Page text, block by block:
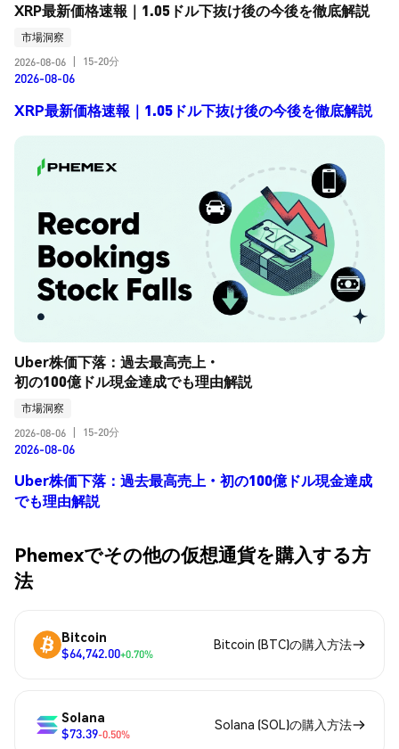
XRP最新価格速報｜1.05ドル下抜け後の今後を徹底解説
市場洞察
2026-08-06
15-20分
2026-08-06
XRP最新価格速報｜1.05ドル下抜け後の今後を徹底解説
Uber株価下落：過去最高売上・
初の100億ドル現金達成でも理由解説
市場洞察
2026-08-06
15-20分
2026-08-06
Uber株価下落：過去最高売上・初の100億ドル現金達成
でも理由解説
Phemexでその他の仮想通貨を購入する方
法
Bitcoin
$64,742.00+0.70%
Bitcoin (BTC)の購入方法
Solana
$73.39-0.50%
Solana (SOL)の購入方法